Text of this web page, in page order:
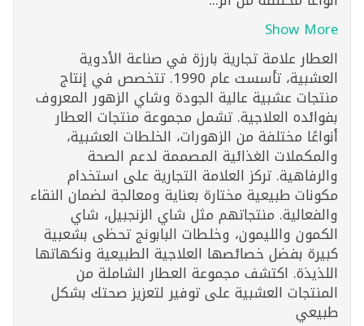
Show More
العطار علامة تجارية بارزة في صناعة الأدوية
العشبية، تأسست عام 1990. تتخصص في إنتاج
منتجات عشبية عالية الجودة وشاي الزهور المعروف
بفوائده العلاجية. تشمل مجموعة منتجات العطار
أنواعًا مختلفة من الزهورات، الخلطات العشبية،
والمكملات الغذائية المصممة لدعم الصحة
والرفاهية. تركز العلامة التجارية على استخدام
مكونات طبيعية مختارة بعناية ومعالجة لضمان النقاء
والفعالية. منتجاتهم مثل شاي الزنجبيل، شاي
الكمون والليمون، وخلطات البابونج تحظى بشعبية
كبيرة بفضل خصائصها العلاجية الطبيعية ونكهاتها
اللذيذة. اكتشف مجموعة العطار الشاملة من
المنتجات العشبية على توفير لتعزيز صحتك بشكل
طبيعي